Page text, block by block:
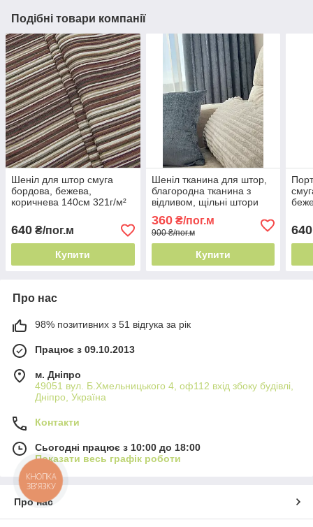
Подібні товари компанії
Шеніл для штор смуга
бордова, бежева,
коричнева 140см 321г/м²
тканині
640 ₴/пог.м
Купити
Шеніл тканина для штор,
благородна тканина з
відливом, щільні штори
тканина під оксамит сіро-
блакитний залишок 3,15 м
360₴/пог.м
900 ₴/пог.м
Купити
на
640
Про нас
98% позитивних з 51 відгука за рік
Працює з 09.10.2013
м. Дніпро
49051 вул. Б.Хмельницького 4, оф112 вхід збоку будівлі,
Дніпро, Україна
Контакти
Сьогодні працює з 10:00 до 18:00
Показати весь графік роботи
Про нас
КНОПКА
ЗВ'ЯЗКУ